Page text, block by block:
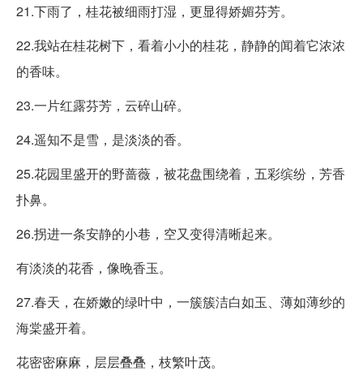
21.下雨了，桂花被细雨打湿，更显得娇媚芬芳。
22.我站在桂花树下，看着小小的桂花，静静的闻着它浓浓
的香味。
23.一片红露芬芳，云碎山碎。
24.遥知不是雪，是淡淡的香。
25.花园里盛开的野蔷薇，被花盘围绕着，五彩缤纷，芳香
扑鼻。
26.拐进一条安静的小巷，空又变得清晰起来。
有淡淡的花香，像晚香玉。
27.春天，在娇嫩的绿叶中，一簇簇洁白如玉、薄如薄纱的
海棠盛开着。
花密密麻麻，层层叠叠，枝繁叶茂。